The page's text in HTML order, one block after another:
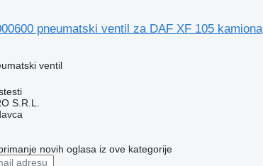
pneumatski ventil za DAF XF 105 kamiona
ventil
S.R.L.
novih oglasa iz ove kategorije